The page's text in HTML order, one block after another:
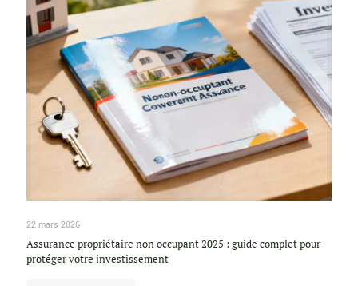
22 mars 2026
Assurance propriétaire non occupant 2025 : guide complet pour
protéger votre investissement